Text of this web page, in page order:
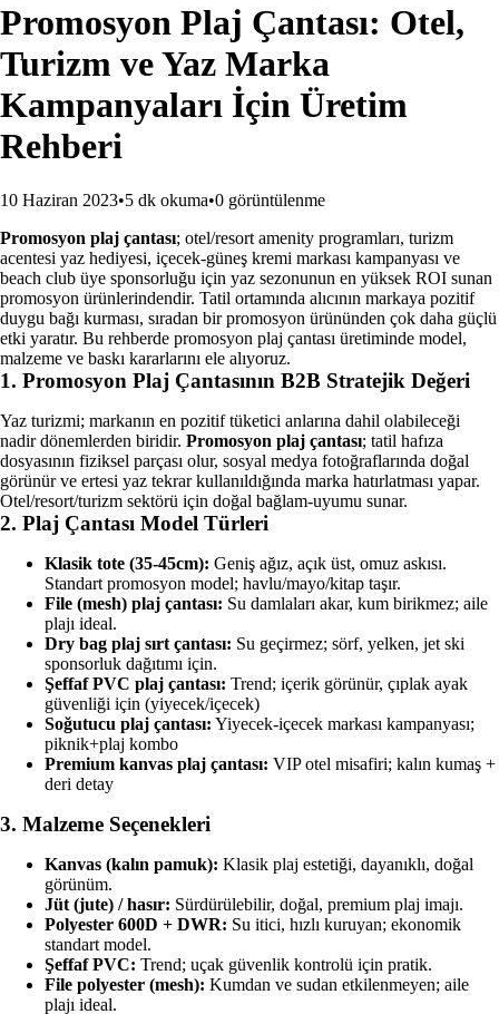
Promosyon Plaj Çantası: Otel,
Turizm ve Yaz Marka
Kampanyaları İçin Üretim
Rehberi
10 Haziran 2023•5 dk okuma•0 görüntülenme
Promosyon plaj çantası; otel/resort amenity programları, turizm
acentesi yaz hediyesi, içecek-güneş kremi markası kampanyası ve
beach club üye sponsorluğu için yaz sezonunun en yüksek ROI sunan
promosyon ürünlerindendir. Tatil ortamında alıcının markaya pozitif
duygu bağı kurması, sıradan bir promosyon ürününden çok daha güçlü
etki yaratır. Bu rehberde promosyon plaj çantası üretiminde model,
malzeme ve baskı kararlarını ele alıyoruz.
1. Promosyon Plaj Çantasının B2B Stratejik Değeri
Yaz turizmi; markanın en pozitif tüketici anlarına dahil olabileceği
nadir dönemlerden biridir. Promosyon plaj çantası; tatil hafıza
dosyasının fiziksel parçası olur, sosyal medya fotoğraflarında doğal
görünür ve ertesi yaz tekrar kullanıldığında marka hatırlatması yapar.
Otel/resort/turizm sektörü için doğal bağlam-uyumu sunar.
2. Plaj Çantası Model Türleri
Klasik tote (35-45cm): Geniş ağız, açık üst, omuz askısı.
Standart promosyon model; havlu/mayo/kitap taşır.
File (mesh) plaj çantası: Su damlaları akar, kum birikmez; aile
plajı ideal.
Dry bag plaj sırt çantası: Su geçirmez; sörf, yelken, jet ski
sponsorluk dağıtımı için.
Şeffaf PVC plaj çantası: Trend; içerik görünür, çıplak ayak
güvenliği için (yiyecek/içecek)
Soğutucu plaj çantası: Yiyecek-içecek markası kampanyası;
piknik+plaj kombo
Premium kanvas plaj çantası: VIP otel misafiri; kalın kumaş +
deri detay
3. Malzeme Seçenekleri
Kanvas (kalın pamuk): Klasik plaj estetiği, dayanıklı, doğal
görünüm.
Jüt (jute) / hasır: Sürdürülebilir, doğal, premium plaj imajı.
Polyester 600D + DWR: Su itici, hızlı kuruyan; ekonomik
standart model.
Şeffaf PVC: Trend; uçak güvenlik kontrolü için pratik.
File polyester (mesh): Kumdan ve sudan etkilenmeyen; aile
plajı ideal.